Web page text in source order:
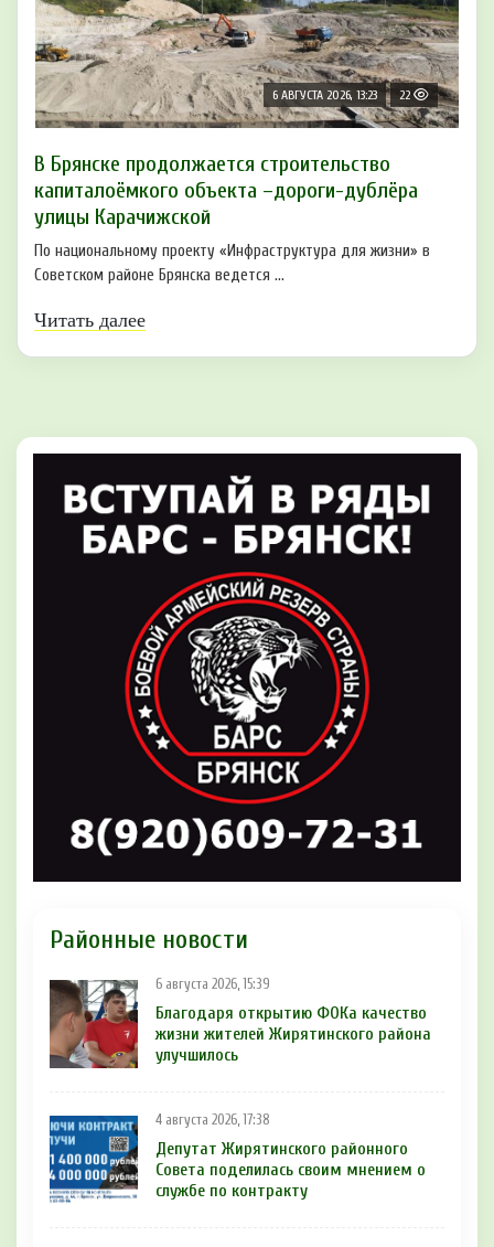
6 АВГУСТА 2026, 13:23 22
В Брянске продолжается строительство
капиталоёмкого объекта –дороги-дублёра
улицы Карачижской
По национальному проекту «Инфраструктура для жизни» в
Советском районе Брянска ведется ...
Читать далее
Районные новости
6 августа 2026, 15:39
Благодаря открытию ФОКа качество
жизни жителей Жирятинского района
улучшилось
4 августа 2026, 17:38
Депутат Жирятинского районного
Совета поделилась своим мнением о
службе по контракту